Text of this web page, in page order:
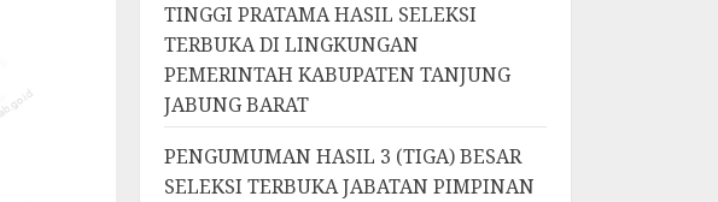
TINGGI PRATAMA HASIL SELEKSI
TERBUKA DI LINGKUNGAN
PEMERINTAH KABUPATEN TANJUNG
JABUNG BARAT
PENGUMUMAN HASIL 3 (TIGA) BESAR
SELEKSI TERBUKA JABATAN PIMPINAN